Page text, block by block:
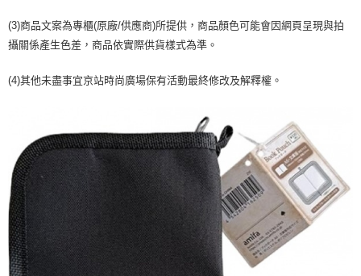
【注意事項】
1.本服務係由「台灣大哥大股份有限公司」（以下簡稱本公司）所提供，讓
買賣價金債權讓與本公司後，依約使用本公司帳單繳交帳款。
2.基於同意付款使用「大哥付你分期」之契約關係目的，商店將以您的個人
由本公司與您本人進行分期帳單所需資料之確認、核對及更正。
3.完整用戶服務條款，請詳閱以下連結：https://oppay.tw/userRule
３．收到繳費通知簡訊後14天內，點擊此簡訊中的連結，可透過四大超商／
ATM／網路銀行／等多元方式進行付款，方視為交易完成。
※ 請注意：結帳手續完成當下不需立刻繳費，但若您需要取消訂單，請聯絡
後付繳納相關費用。
https://netprotections.freshdesk.com/support/home
【注意事項】
１．透過由恩沛科技股份有限公司提供之「AFTEE先享後付」服務完成之交
易，需依本服務之必要範圍內提供個人資料，並將交易相關給付款項請求債
權轉讓予恩沛科技股份有限公司。
２．關於個人資料處理事宜，請瀏覽以下網址：
https://aftee.tw/terms/#terms3
３．未成年的使用者請事先徵得法定代理人或監護人之同意方可使用
「AFTEE先享後付」，若未經同意申辦者引起之損失，本公司不負相關責
任。
宅配
請自備購物袋，若需購買紙袋可現場詢問
免運費
(3)商品文案為專櫃(原廠/供應商)所提供，商品顏色可能會因網頁呈現與拍
攝關係產生色差，商品依實際供貨樣式為準。
(4)其他未盡事宜京站時尚廣場保有活動最終修改及解釋權。